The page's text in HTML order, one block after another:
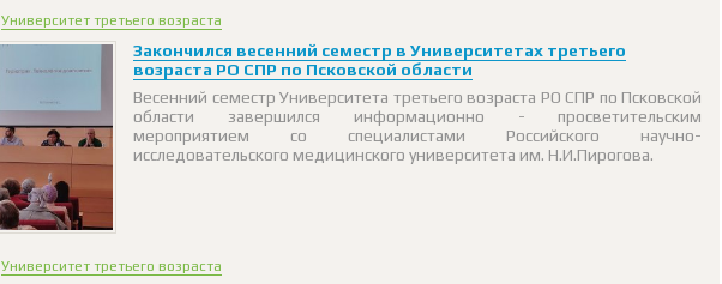
Университет третьего возраста
Закончился весенний семестр в Университетах третьего
возраста РО СПР по Псковской области
Весенний семестр Университета третьего возраста РО СПР по Псковской
области завершился информационно - просветительским
мероприятием со специалистами Российского научно-
исследовательского медицинского университета им. Н.И.Пирогова.
Университет третьего возраста